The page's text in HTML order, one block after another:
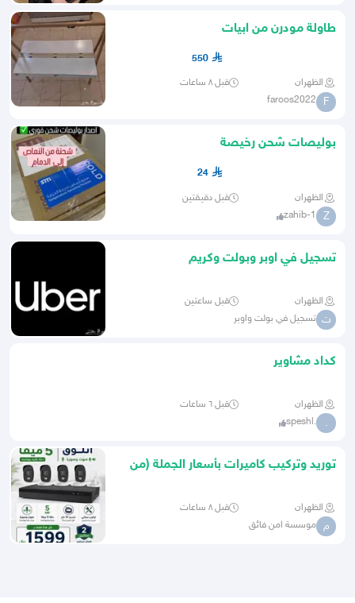
طاولة مودرن من ابيات
550
الظهران قبل ٨ ساعات
F
faroos2022
بوليصات شحن رخيصة
24
الظهران قبل دقيقتين
Z
zahib-1
تسجيل في اوبر وبولت وكريم
الظهران قبل ساعتين
ت تسجيل في بولت واوبر
كداد مشاوير
الظهران قبل ٦ ساعات
.
.speshl
توريد وتركيب كاميرات بأسعار الجملة (من
الظهران قبل ٨ ساعات
م موسسة امن فائق